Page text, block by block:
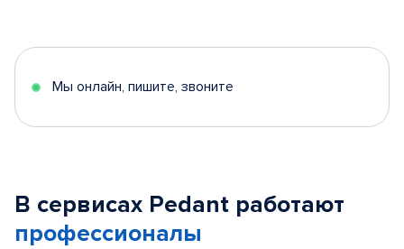
Мы онлайн, пишите, звоните
В сервисах Pedant работают
профессионалы